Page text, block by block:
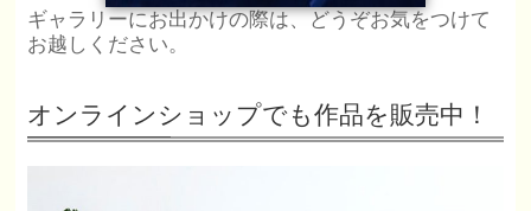
ギャラリーにお出かけの際は、どうぞお気をつけて
お越しください。
オンラインショップでも作品を販売中！